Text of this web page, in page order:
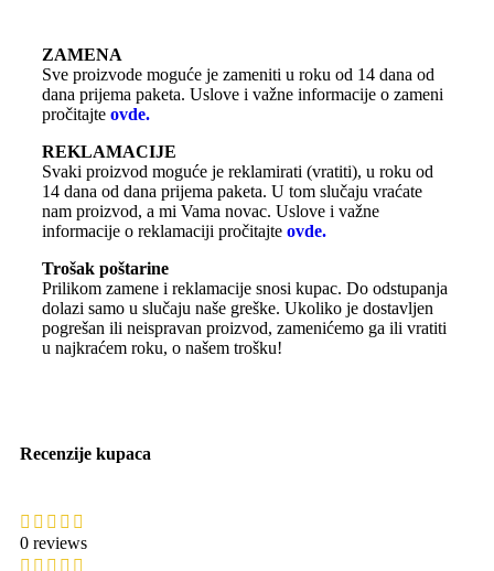
ZAMENA
Sve proizvode moguće je zameniti u roku od 14 dana od
dana prijema paketa. Uslove i važne informacije o zameni
pročitajte ovde.
REKLAMACIJE
Svaki proizvod moguće je reklamirati (vratiti), u roku od
14 dana od dana prijema paketa. U tom slučaju vraćate
nam proizvod, a mi Vama novac. Uslove i važne
informacije o reklamaciji pročitajte ovde.
Trošak poštarine
Prilikom zamene i reklamacije snosi kupac. Do odstupanja
dolazi samo u slučaju naše greške. Ukoliko je dostavljen
pogrešan ili neispravan proizvod, zamenićemo ga ili vratiti
u najkraćem roku, o našem trošku!
Recenzije kupaca
0 reviews